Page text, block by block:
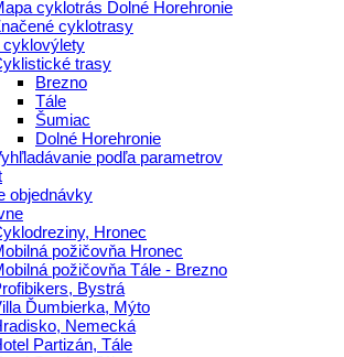
cyklotrás Dolné Horehronie
cyklotrasy
cyklovýlety
trasy
Brezno
Tále
Šumiac
Dolné Horehronie
podľa parametrov
objednávky
Hronec
požičovňa Hronec
požičovňa Tále - Brezno
Bystrá
Ďumbierka, Mýto
Nemecká
Partizán, Tále